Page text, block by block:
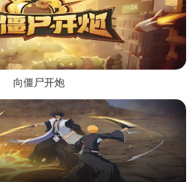
向僵尸开炮